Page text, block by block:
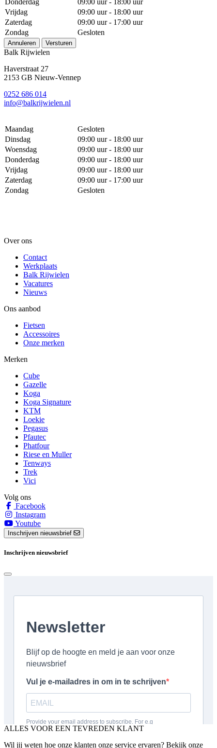
Vrijdag
09:00 uur - 18:00 uur
Zaterdag
09:00 uur - 17:00 uur
Zondag
Gesloten
Annuleren Versturen
Balk Rijwielen
Haverstraat 27
2153 GB Nieuw-Vennep
0252 686 014
info@balkrijwielen.nl
Maandag
Gesloten
Dinsdag
09:00 uur - 18:00 uur
Woensdag
09:00 uur - 18:00 uur
Donderdag
09:00 uur - 18:00 uur
Vrijdag
09:00 uur - 18:00 uur
Zaterdag
09:00 uur - 17:00 uur
Zondag
Gesloten
Over ons
Contact
Werkplaats
Balk Rijwielen
Vacatures
Nieuws
Ons aanbod
Fietsen
Accessoires
Onze merken
Merken
Cube
Gazelle
Koga
Koga Signature
KTM
Loekie
Pegasus
Pfautec
Phatfour
Riese en Muller
Tenways
Trek
Vici
Volg ons
Facebook
Instagram
Youtube
Inschrijven nieuwsbrief
Inschrijven nieuwsbrief
ALLES VOOR EEN TEVREDEN KLANT
Wil jij weten hoe onze klanten onze service ervaren? Bekijk onze